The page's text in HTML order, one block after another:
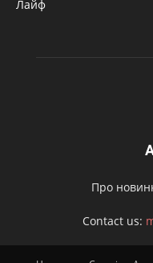
Лайф
Про
Contact us: